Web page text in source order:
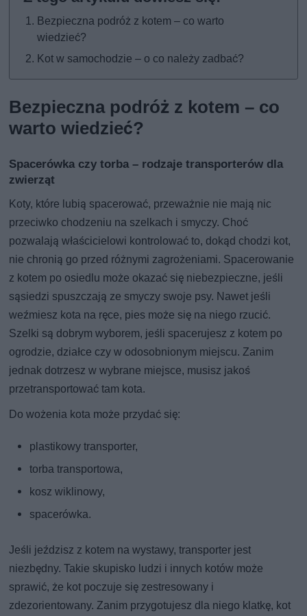
Bezpieczna podróż z kotem – co warto
wiedzieć?
Kot w samochodzie – o co należy zadbać?
Bezpieczna podróż z kotem – co
warto wiedzieć?
Spacerówka czy torba – rodzaje transporterów dla
zwierząt
Koty, które lubią spacerować, przeważnie nie mają nic
przeciwko chodzeniu na szelkach i smyczy. Choć
pozwalają właścicielowi kontrolować to, dokąd chodzi kot,
nie chronią go przed różnymi zagrożeniami. Spacerowanie
z kotem po osiedlu może okazać się niebezpieczne, jeśli
sąsiedzi spuszczają ze smyczy swoje psy. Nawet jeśli
weźmiesz kota na ręce, pies może się na niego rzucić.
Szelki są dobrym wyborem, jeśli spacerujesz z kotem po
ogrodzie, działce czy w odosobnionym miejscu. Zanim
jednak dotrzesz w wybrane miejsce, musisz jakoś
przetransportować tam kota.
Do wożenia kota może przydać się:
plastikowy transporter,
torba transportowa,
kosz wiklinowy,
spacerówka.
Jeśli jeździsz z kotem na wystawy, transporter jest
niezbędny. Takie skupisko ludzi i innych kotów może
sprawić, że kot poczuje się zestresowany i
zdezorientowany. Zanim przygotujesz dla niego klatkę, kot